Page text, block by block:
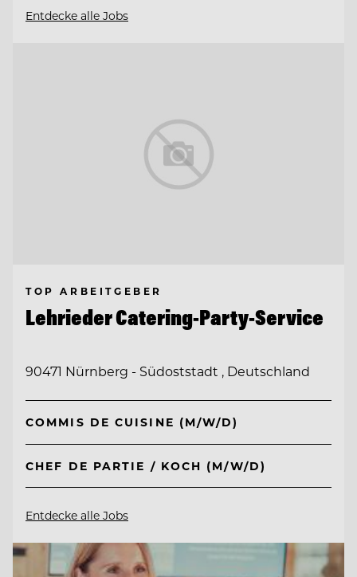
Entdecke alle Jobs
TOP ARBEITGEBER
Lehrieder Catering-Party-Service
90471 Nürnberg - Südoststadt , Deutschland
COMMIS DE CUISINE (M/W/D)
CHEF DE PARTIE / KOCH (M/W/D)
Entdecke alle Jobs